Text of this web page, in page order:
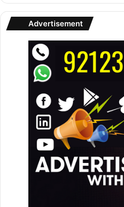
Advertisement